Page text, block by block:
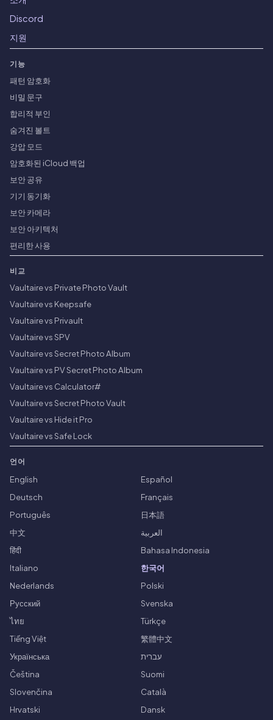
Discord
지원
기능
패턴 암호화
비밀 문구
합리적 부인
숨겨진 볼트
강압 모드
암호화된 iCloud 백업
보안 공유
기기 동기화
보안 카메라
보안 아키텍처
편리한 사용
비교
Vaultaire vs Private Photo Vault
Vaultaire vs Keepsafe
Vaultaire vs Privault
Vaultaire vs SPV
Vaultaire vs Secret Photo Album
Vaultaire vs PV Secret Photo Album
Vaultaire vs Calculator#
Vaultaire vs Secret Photo Vault
Vaultaire vs Hide it Pro
Vaultaire vs Safe Lock
언어
English
Español
Deutsch
Français
Português
日本語
中文
العربية
हिंदी
Bahasa Indonesia
Italiano
한국어
Nederlands
Polski
Русский
Svenska
ไทย
Türkçe
Tiếng Việt
繁體中文
Українська
עברית
Čeština
Suomi
Slovenčina
Català
Hrvatski
Dansk